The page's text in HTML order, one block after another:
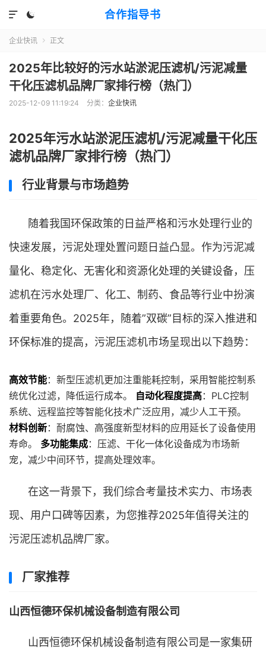
合作指导书


企业快讯  正文
2025年比较好的污水站淤泥压滤机/污泥减量
干化压滤机品牌厂家排行榜（热门）
2025-12-09 11:19:24 分类： 企业快讯
2025年污水站淤泥压滤机/污泥减量干化压
滤机品牌厂家排行榜（热门）
行业背景与市场趋势
随着我国环保政策的日益严格和污水处理行业的
快速发展，污泥处理处置问题日益凸显。作为污泥减
量化、稳定化、无害化和资源化处理的关键设备，压
滤机在污水处理厂、化工、制药、食品等行业中扮演
着重要角色。2025年，随着”双碳”目标的深入推进和
环保标准的提高，污泥压滤机市场呈现出以下趋势：
高效节能：新型压滤机更加注重能耗控制，采用智能控制系
统优化过滤，降低运行成本。 自动化程度提高：PLC控制
系统、远程监控等智能化技术广泛应用，减少人工干预。
材料创新：耐腐蚀、高强度新型材料的应用延长了设备使用
寿命。 多功能集成：压滤、干化一体化设备成为市场新
宠，减少中间环节，提高处理效率。
在这一背景下，我们综合考量技术实力、市场表
现、用户口碑等因素，为您推荐2025年值得关注的
污泥压滤机品牌厂家。
厂家推荐
山西恒德环保机械设备制造有限公司
山西恒德环保机械设备制造有限公司是一家集研